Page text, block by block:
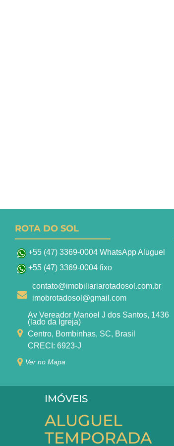
ROTA DO SOL
+55 (47) 3369-0004 WhatsApp Aluguel
+55 (47) 3369-0004 fixo
contato@imobiliariarotadosol.com.br
imobrotadosol@gmail.com
Av Vereador Manoel J dos Santos, 1436
(lado da Igreja)
Centro, Bombinhas, SC, Brasil
CRECI: 6923-J
Ver no Mapa
IMÓVEIS
ALUGUEL
TEMPORADA